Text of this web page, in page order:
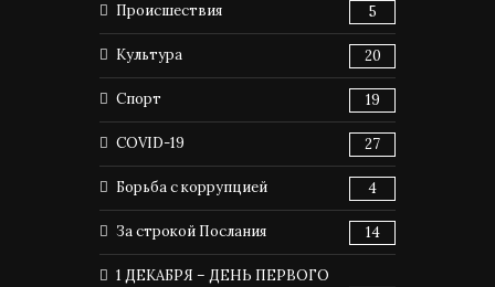
Происшествия 5
Культура 20
Спорт 19
COVID-19 27
Борьба с коррупцией 4
За строкой Послания 14
1 ДЕКАБРЯ – ДЕНЬ ПЕРВОГО